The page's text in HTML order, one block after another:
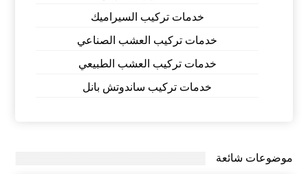
خدمات تركيب السيراميك
خدمات تركيب العشب الصناعي
خدمات تركيب العشب الطبيعي
خدمات تركيب ساندوتش بانل
موضوعات شائعة